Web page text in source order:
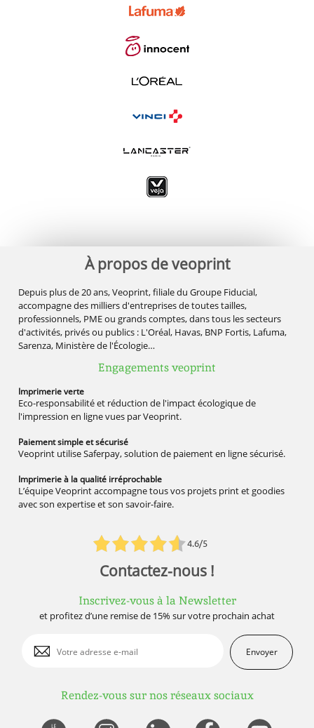
À propos de veoprint
Depuis plus de 20 ans, Veoprint, filiale du Groupe Fiducial,
accompagne des milliers d'entreprises de toutes tailles,
professionnels, PME ou grands comptes, dans tous les secteurs
d'activités, privés ou publics : L'Oréal, Havas, BNP Fortis, Lafuma,
Sarenza, Ministère de l'Écologie…
Engagements veoprint
4.6/5
Imprimerieverte
Eco-responsabilité et réduction de l'impact écologique de
l'impression en ligne vues par Veoprint.
Paiement simpleet sécurisé
Veoprint utilise Saferpay, solution de paiement en ligne sécurisé.
Imprimerie à la qualité irréprochable
L’équipe Veoprint accompagne tous vos projets print et goodies
avec son expertise et son savoir-faire.
Contactez-nous !
Inscrivez-vous à la Newsletter
et profitez d’une remise de 15% sur votre prochain achat
Envoyer
Rendez-vous sur nos réseaux sociaux